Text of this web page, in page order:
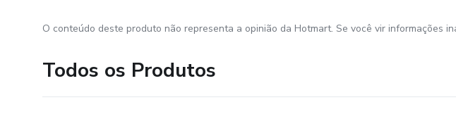
O conteúdo deste produto não representa a opinião da Hotmart. Se você vir informações
Todos os Produtos